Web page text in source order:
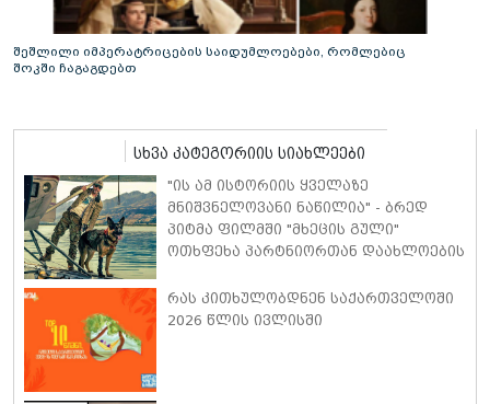
შეშლილი იმპერატრიცების საიდუმლოებები, რომლებიც
შოკში ჩაგაგდებთ
სხვა კატეგორიის სიახლეები
"ის ამ ისტორიის ყველაზე
მნიშვნელოვანი ნაწილია" - ბრედ
პიტმა ფილმში "მხეცის გული"
ოთხფეხა პარტნიორთან დაახლოების
ისაუბრა
რას კითხულობდნენ საქართველოში
2026 წლის ივლისში